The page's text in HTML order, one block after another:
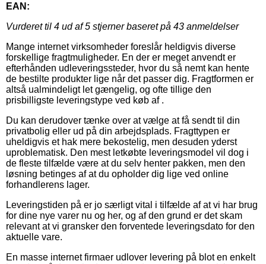
EAN:
Vurderet til 4 ud af 5 stjerner baseret på 43 anmeldelser
Mange internet virksomheder foreslår heldigvis diverse
forskellige fragtmuligheder. En der er meget anvendt er
efterhånden udleveringssteder, hvor du så nemt kan hente
de bestilte produkter lige når det passer dig. Fragtformen er
altså ualmindeligt let gængelig, og ofte tillige den
prisbilligste leveringstype ved køb af .
Du kan derudover tænke over at vælge at få sendt til din
privatbolig eller ud på din arbejdsplads. Fragttypen er
uheldigvis et hak mere bekostelig, men desuden yderst
uproblematisk. Den mest letkøbte leveringsmodel vil dog i
de fleste tilfælde være at du selv henter pakken, men den
løsning betinges af at du opholder dig lige ved online
forhandlerens lager.
Leveringstiden på er jo særligt vital i tilfælde af at vi har brug
for dine nye varer nu og her, og af den grund er det skam
relevant at vi gransker den forventede leveringsdato for den
aktuelle vare.
En masse internet firmaer udlover levering på blot en enkelt